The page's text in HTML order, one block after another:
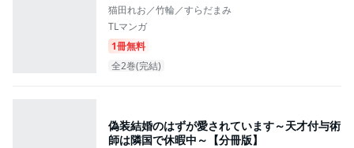
猫田れお／竹輪／すらだまみ
TLマンガ
1冊無料
全2巻(完結)
偽装結婚のはずが愛されています～天才付与術
師は隣国で休暇中～【分冊版】